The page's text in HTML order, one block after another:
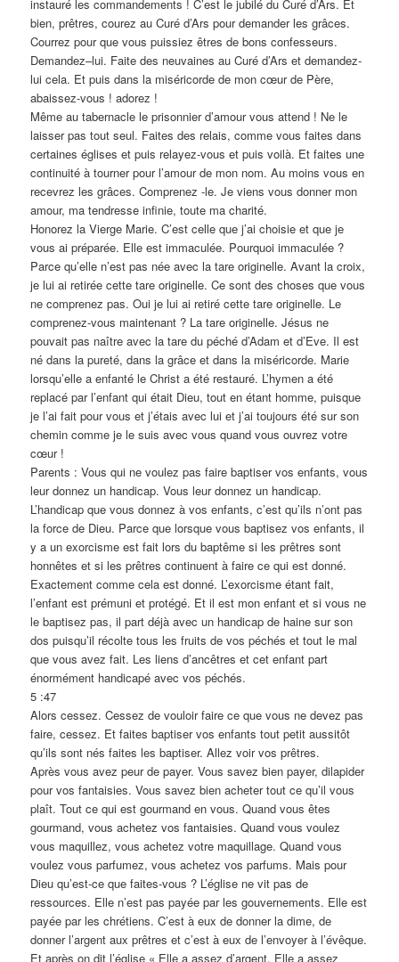
instauré les commandements ! C’est le jubilé du Curé d’Ars. Et
bien, prêtres, courez au Curé d’Ars pour demander les grâces.
Courrez pour que vous puissiez êtres de bons confesseurs.
Demandez–lui. Faite des neuvaines au Curé d’Ars et demandez-
lui cela. Et puis dans la miséricorde de mon cœur de Père,
abaissez-vous ! adorez !
Même au tabernacle le prisonnier d’amour vous attend ! Ne le
laisser pas tout seul. Faites des relais, comme vous faites dans
certaines églises et puis relayez-vous et puis voilà. Et faites une
continuité à tourner pour l’amour de mon nom. Au moins vous en
recevrez les grâces. Comprenez -le. Je viens vous donner mon
amour, ma tendresse infinie, toute ma charité.
Honorez la Vierge Marie. C’est celle que j’ai choisie et que je
vous ai préparée. Elle est immaculée. Pourquoi immaculée ?
Parce qu’elle n’est pas née avec la tare originelle. Avant la croix,
je lui ai retirée cette tare originelle. Ce sont des choses que vous
ne comprenez pas. Oui je lui ai retiré cette tare originelle. Le
comprenez-vous maintenant ? La tare originelle. Jésus ne
pouvait pas naître avec la tare du péché d’Adam et d’Eve. Il est
né dans la pureté, dans la grâce et dans la miséricorde. Marie
lorsqu’elle a enfanté le Christ a été restauré. L’hymen a été
replacé par l’enfant qui était Dieu, tout en étant homme, puisque
je l’ai fait pour vous et j’étais avec lui et j’ai toujours été sur son
chemin comme je le suis avec vous quand vous ouvrez votre
cœur !
Parents : Vous qui ne voulez pas faire baptiser vos enfants, vous
leur donnez un handicap. Vous leur donnez un handicap.
L’handicap que vous donnez à vos enfants, c’est qu’ils n’ont pas
la force de Dieu. Parce que lorsque vous baptisez vos enfants, il
y a un exorcisme est fait lors du baptême si les prêtres sont
honnêtes et si les prêtres continuent à faire ce qui est donné.
Exactement comme cela est donné. L’exorcisme étant fait,
l’enfant est prémuni et protégé. Et il est mon enfant et si vous ne
le baptisez pas, il part déjà avec un handicap de haine sur son
dos puisqu’il récolte tous les fruits de vos péchés et tout le mal
que vous avez fait. Les liens d’ancêtres et cet enfant part
énormément handicapé avec vos péchés.
5 :47
Alors cessez. Cessez de vouloir faire ce que vous ne devez pas
faire, cessez. Et faites baptiser vos enfants tout petit aussitôt
qu’ils sont nés faites les baptiser. Allez voir vos prêtres.
Après vous avez peur de payer. Vous savez bien payer, dilapider
pour vos fantaisies. Vous savez bien acheter tout ce qu’il vous
plaît. Tout ce qui est gourmand en vous. Quand vous êtes
gourmand, vous achetez vos fantaisies. Quand vous voulez
vous maquillez, vous achetez votre maquillage. Quand vous
voulez vous parfumez, vous achetez vos parfums. Mais pour
Dieu qu’est-ce que faites-vous ? L’église ne vit pas de
ressources. Elle n’est pas payée par les gouvernements. Elle est
payée par les chrétiens. C’est à eux de donner la dime, de
donner l’argent aux prêtres et c’est à eux de l’envoyer à l’évêque.
Et après on dit l’église « Elle a assez d’argent. Elle a assez